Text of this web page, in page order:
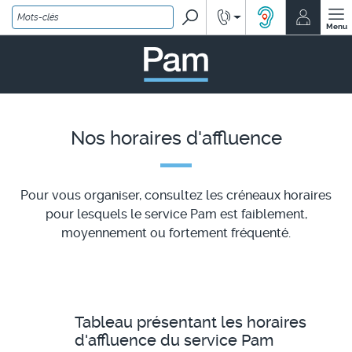
Rechercher
Renseignements
ACCEO,MonMenu
PAM - un service Île-
Nos horaires d'affluence
Pour vous organiser, consultez les créneaux horaires
pour lesquels le service Pam est faiblement,
moyennement ou fortement fréquenté.
Tableau présentant les horaires
d'affluence du service Pam